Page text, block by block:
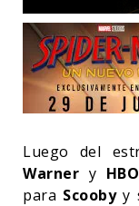
Luego del
Warner y HBO
para Scoobyy